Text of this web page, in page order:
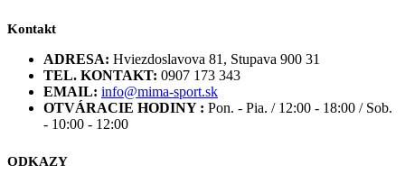
Kontakt
ADRESA: Hviezdoslavova 81, Stupava 900 31
TEL. KONTAKT: 0907 173 343
EMAIL: info@mima-sport.sk
OTVÁRACIE HODINY : Pon. - Pia. / 12:00 - 18:00 / Sob.
- 10:00 - 12:00
ODKAZY